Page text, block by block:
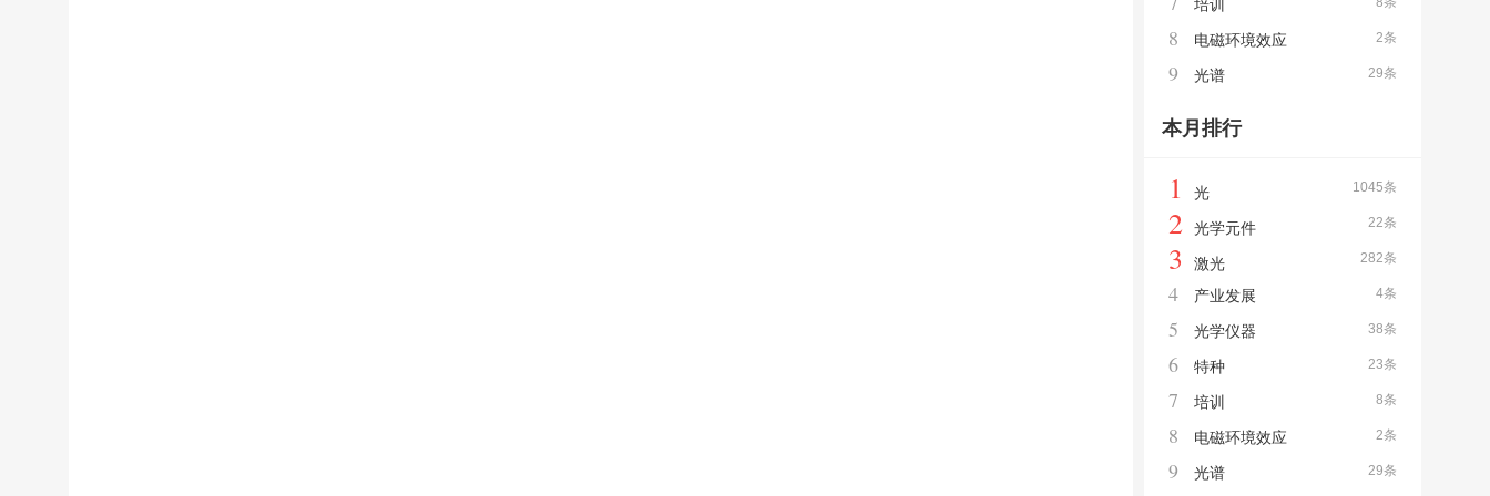
培训
2条
8 电磁环境效应
29条
9 光谱
本月排行
1045条
1 光
22条
2 光学元件
282条
3 激光
4条
4 产业发展
38条
5 光学仪器
23条
6 特种
8条
7 培训
2条
8 电磁环境效应
29条
9 光谱